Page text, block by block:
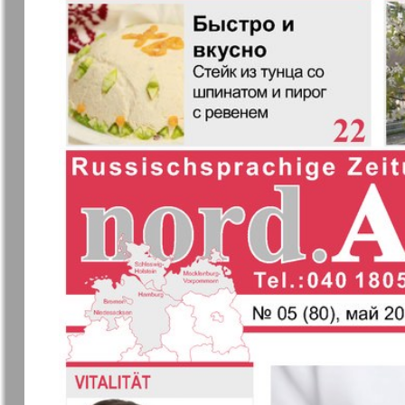
7
1
1
7
13
19
❬ Апельсин
МК-Германия
планета мнений
МК-
Новые Земляки
Партнер Партнер-
Телеграф